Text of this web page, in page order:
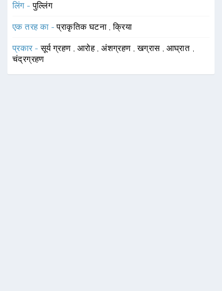
लिंग -पुल्लिंग
एक तरह का -प्राकृतिक घटना ,क्रिया
प्रकार -सूर्य ग्रहण , आरोह ,अंशग्रहण ,खग्रास , आघ्रात ,
चंद्रग्रहण